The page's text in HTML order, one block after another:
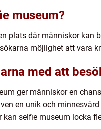
museum?
plats där människor kan
möjlighet att vara
med att
ger människor en
en unik och
kan selfie museum locka